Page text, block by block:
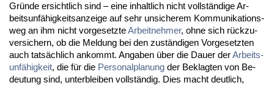
Gründe er­sicht­lich sind – ei­ne in­halt­lich nicht vollständi­ge Ar­
beits­unfähig­keits­an­zei­ge auf sehr un­si­che­rem Kom­mu­ni­ka­ti­ons­
weg an ihm nicht vor­ge­setz­teAr­beit­neh­mer, oh­ne sich rück­zu­
ver­si­chern, ob die Mel­dung bei den zuständi­gen Vor­ge­setz­ten
auch tatsächlich an­kommt. An­ga­ben über die Dau­er derAr­beits­
unfähig­keit, die für die Per­so­nal­pla­nung der Be­klag­ten von Be­
deu­tung sind, un­ter­blei­ben vollständig. Dies macht deut­lich,